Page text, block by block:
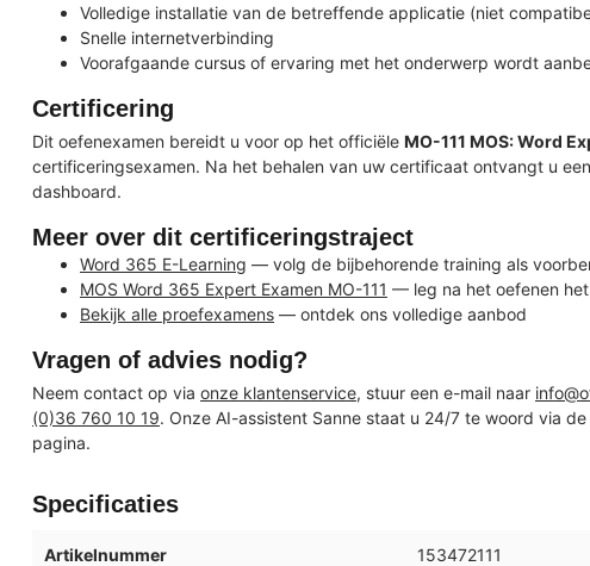
Volledige installatie van de betreffende applicatie (niet
Snelle internetverbinding
Voorafgaande cursus of ervaring met het onderwerp wordt
Certificering
Dit oefenexamen bereidt u voor op het officiële MO-111 MOS: Word
certificeringsexamen. Na het behalen van uw certificaat ontvangt u
dashboard.
Meer over dit certificeringstraject
Word 365 E-Learning — volg de bijbehorende training als
MOS Word 365 Expert Examen MO-111 — leg na het oefenen
Bekijk alle proefexamens — ontdek ons volledige aanbod
Vragen of advies nodig?
Neem contact op via onze klantenservice, stuur een e-mail naar
(0)36 760 10 19. Onze AI-assistent Sanne staat u 24/7 te woord via
pagina.
Specificaties
Artikelnummer 153472111